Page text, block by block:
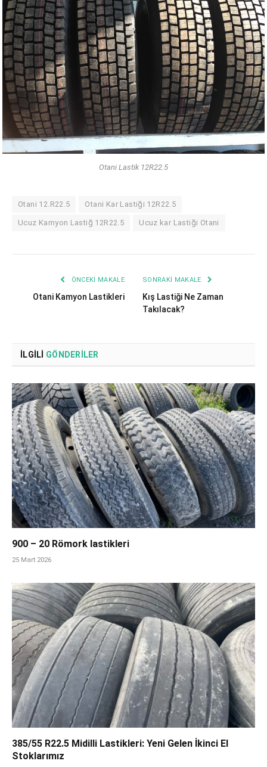
Otani Lastik 12R22.5
Otani 12.R22.5 Otani Kar Lastiği 12R22.5
Ucuz Kamyon Lastiğ 12R22.5 Ucuz kar Lastiği Otani
ÖNCEKI MAKALE
Otani Kamyon Lastikleri
SONRAKI MAKALE
Kış Lastiği Ne Zaman
Takılacak?
İLGILI GÖNDERILER
900 – 20 Römork lastikleri
25 Mart 2026
385/55 R22.5 Midilli Lastikleri: Yeni Gelen İkinci El
Stoklarımız